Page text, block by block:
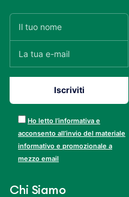
Ho letto l’informativa e
acconsento all’invio del materiale
informativo e promozionale a
mezzo email
Chi Siamo